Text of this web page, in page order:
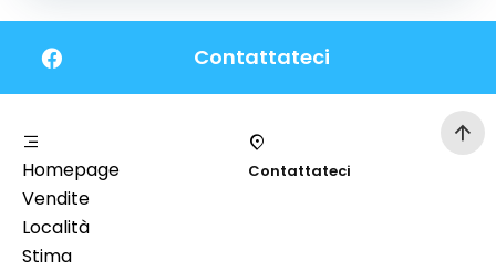
Contattateci
Homepage
Vendite
Località
Stima
Contattateci